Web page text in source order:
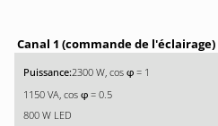
Canal 1 (commande de l'éclairage)
2300 W, cos φ = 1
1150 VA, cos φ = 0.5
800 W LED